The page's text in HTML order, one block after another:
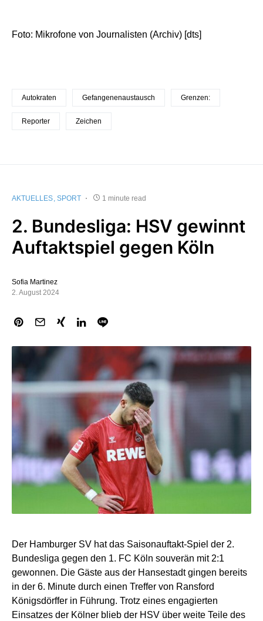
Foto: Mikrofone von Journalisten (Archiv) [dts]
Autokraten Gefangenenaustausch Grenzen:
Reporter Zeichen
AKTUELLES SPORT 1 minute read
2. Bundesliga: HSV gewinnt
Auftaktspiel gegen Köln
Sofia Martinez
2. August 2024
Der Hamburger SV hat das Saisonauftakt-Spiel der 2.
Bundesliga gegen den 1. FC Köln souverän mit 2:1
gewonnen. Die Gäste aus der Hansestadt gingen bereits
in der 6. Minute durch einen Treffer von Ransford
Königsdörffer in Führung. Trotz eines engagierten
Einsatzes der Kölner blieb der HSV über weite Teile des